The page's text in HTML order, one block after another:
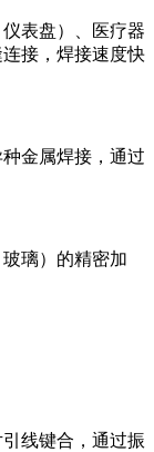
表盘）、医疗器
接，焊接速度快
金属焊接，通过
璃）的精密加
线键合，通过振